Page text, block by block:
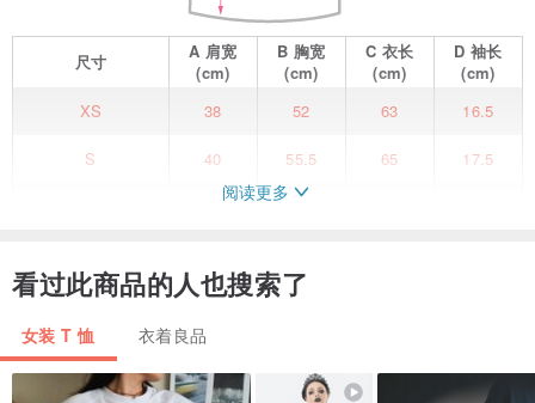
尺寸 A 肩宽
(cm)
B 胸宽
(cm)
C衣长
(cm)
D袖长
(cm)
XS
38 52 63 16.5
S 40 55.5 65 17.5
- 色彩花瓣与芭蕾舞者图案
- 宽松剪裁
- 柔软面料
阅读更多
看过此商品的人也搜索了
女装 T 恤 衣着良品